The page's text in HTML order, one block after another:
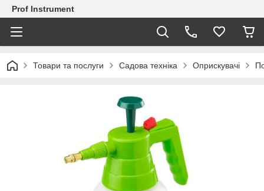
Prof Instrument
Товари та послуги Садова техніка Оприскувачі